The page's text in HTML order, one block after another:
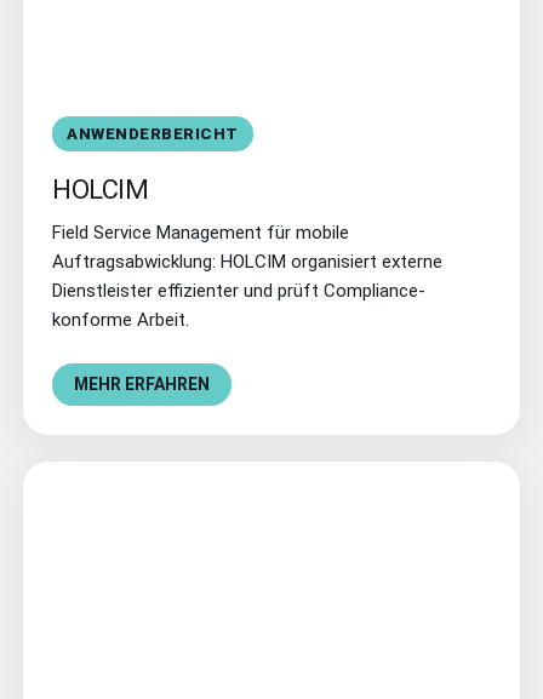
ANWENDERBERICHT
HOLCIM
Field Service Management für mobile
Auftragsabwicklung: HOLCIM organisiert externe
Dienstleister effizienter und prüft Compliance-
konforme Arbeit.
MEHR ERFAHREN